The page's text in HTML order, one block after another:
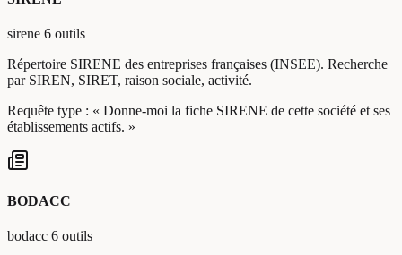
sirene 6 outils
Répertoire SIRENE des entreprises françaises (INSEE). Recherche
par SIREN, SIRET, raison sociale, activité.
Requête type : « Donne-moi la fiche SIRENE de cette société et ses
établissements actifs. »
BODACC
bodacc 6 outils